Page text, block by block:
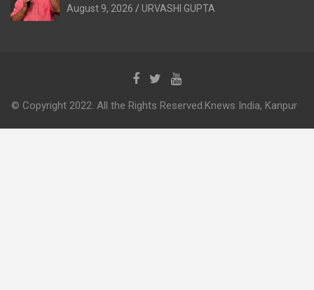
August 9, 2026 URVASHI GUPTA
© Copyright 2022. All the Rights Reserved.Knews India, Kanpur